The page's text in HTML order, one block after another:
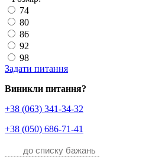
74
80
86
92
98
Задати питання
Виникли питання?
+38 (063) 341-34-32
+38 (050) 686-71-41
до списку бажань